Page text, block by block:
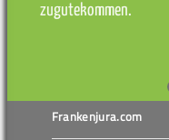
zugutekommen.
Frankenjura.com